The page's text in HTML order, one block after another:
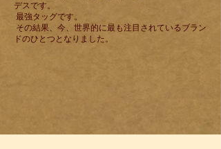
デスです。
最強タッグです。
その結果、今、世界的に最も注目されているブラン
ドのひとつとなりました。